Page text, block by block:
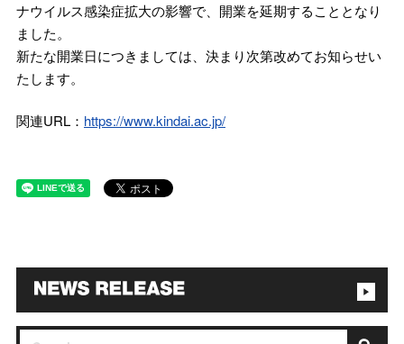
ナウイルス感染症拡大の影響で、開業を延期することとなり
ました。
新たな開業日につきましては、決まり次第改めてお知らせい
たします。
関連URL： https://www.kindai.ac.jp/